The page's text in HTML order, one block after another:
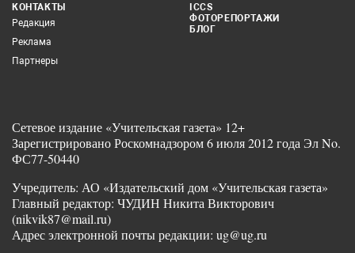
КОНТАКТЫ
Редакция
Реклама
Партнеры
ICCS
ФОТОРЕПОРТАЖИ
БЛОГ
Сетевое издание «Учительская газета» 12+
Зарегистрировано Роскомнадзором 6 июля 2012 года Эл No.
ФС77-50440
Учредитель: АО «Издательский дом «Учительская газета»
Главный редактор: ЧУДИН Никита Викторович
(nikvik87@mail.ru)
Адрес электронной почты редакции: ug@ug.ru